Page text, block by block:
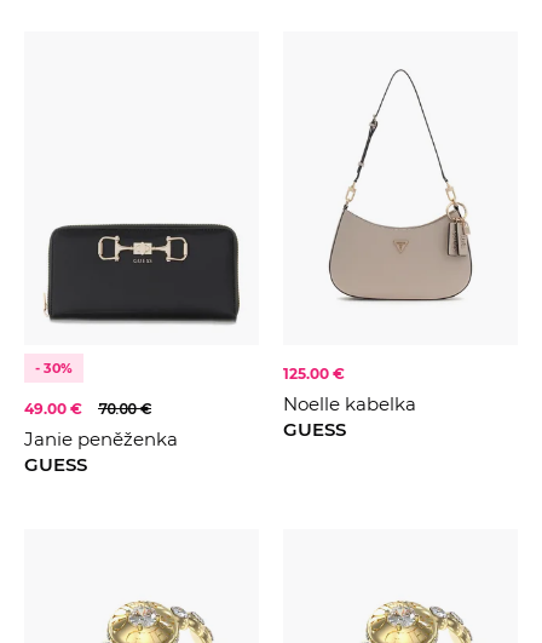
- 30%
49.00 € 70.00 €
Janie peněženka
GUESS
125.00 €
Noelle kabelka
GUESS